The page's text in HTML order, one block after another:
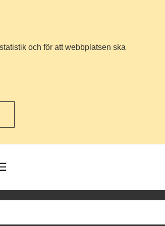
och för att webbplatsen ska